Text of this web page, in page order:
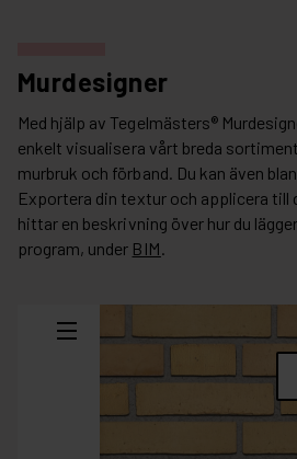
Murdesigner
Med hjälp av Tegelmästers®
enkelt visualisera vårt breda
murbruk och förband. Du kan även
Exportera din textur och applicera till
hittar en beskrivning över hur du
program, under BIM